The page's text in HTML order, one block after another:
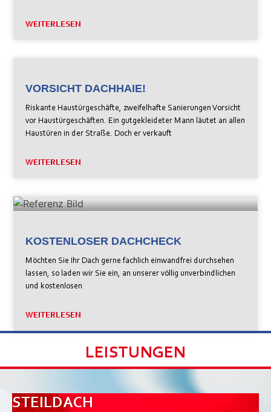
WEITERLESEN
VORSICHT DACHHAIE!
Riskante Haustürgeschäfte, zweifelhafte Sanierungen Vorsicht
vor Haustürgeschäften. Ein gutgekleideter Mann läutet an allen
Haustüren in der Straße. Doch er verkauft
WEITERLESEN
KOSTENLOSER DACHCHECK
Möchten Sie Ihr Dach gerne fachlich einwandfrei durchsehen
lassen, so laden wir Sie ein, an unserer völlig unverbindlichen
und kostenlosen
WEITERLESEN
LEISTUNGEN
STEILDACH